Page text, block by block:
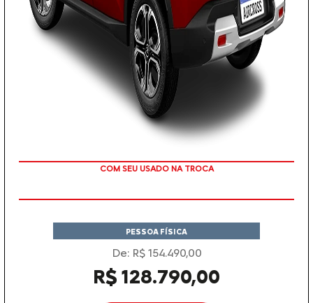
TAXA ZERO
PESSOA FÍSICA
De: R$ 154.490,00
R$ 128.790,00